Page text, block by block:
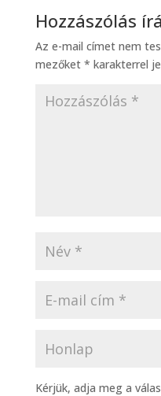
Hozzászólás
Az e-mail címet nem
mezőket * karakterrel
Kérjük, adja meg a